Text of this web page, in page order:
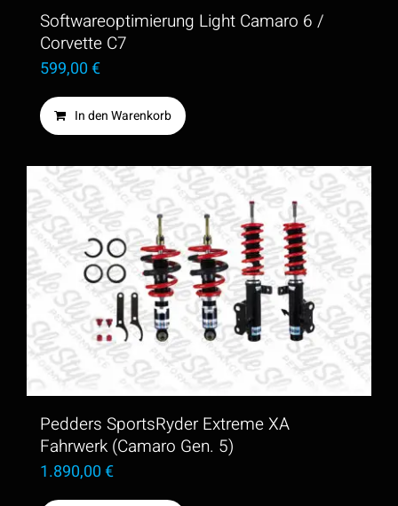
der
werden
Softwareoptimierung Light Camaro 6 /
Corvette C7
599,00€
In den Warenkorb
Pedders SportsRyder Extreme XA
Fahrwerk (Camaro Gen. 5)
1.890,00€